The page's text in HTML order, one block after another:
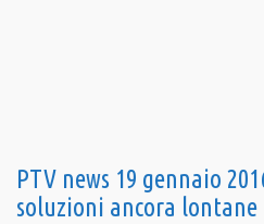
PTV news 19 gennaio
soluzioni ancora lontane